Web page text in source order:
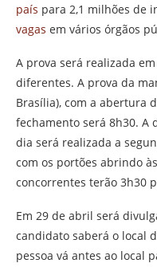
país para 2,1 milhões de
vagas em vários órgãos
A prova será realizada
diferentes. A prova da
Brasília), com a abertura
fechamento será 8h30. A
dia será realizada a
com os portões abrindo
concorrentes terão 3h30
Em 29 de abril será
candidato saberá o local
pessoa vá antes ao local